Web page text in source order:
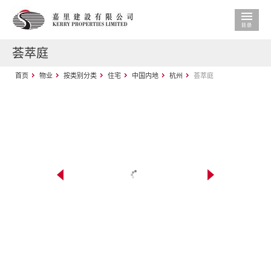
荟萃庭
首页 物业 按类别分类 住宅 中国内地 杭州 荟萃庭